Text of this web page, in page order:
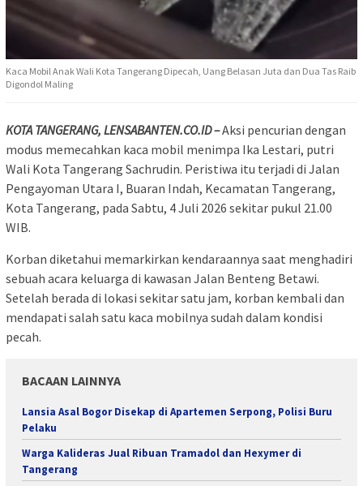
Kaca Mobil Anak Wali Kota Tangerang Dipecah, Uang Belasan Juta dan Dua Tas Raib
Digondol Maling
KOTA TANGERANG, LENSABANTEN.CO.ID –Aksi pencurian dengan
modus memecahkan kaca mobil menimpa Ika Lestari, putri
Wali Kota Tangerang Sachrudin. Peristiwa itu terjadi di Jalan
Pengayoman Utara I, Buaran Indah, Kecamatan Tangerang,
Kota Tangerang, pada Sabtu, 4 Juli 2026 sekitar pukul 21.00
WIB.
Korban diketahui memarkirkan kendaraannya saat menghadiri
sebuah acara keluarga di kawasan Jalan Benteng Betawi.
Setelah berada di lokasi sekitar satu jam, korban kembali dan
mendapati salah satu kaca mobilnya sudah dalam kondisi
pecah.
BACAAN LAINNYA
Lansia Asal Bogor Disekap di Apartemen Serpong, Polisi Buru
Pelaku
Warga Kalideras Jual Ribuan Tramadol dan Hexymer di
Tangerang